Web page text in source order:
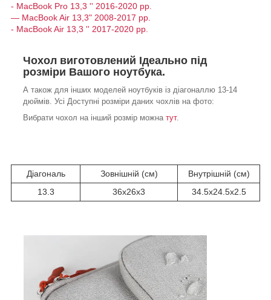
- MacBook Pro 13,3 '' 2016-2020 рр.
— MacBook Air 13,3" 2008-2017 рр.
- MacBook Air 13,3 '' 2017-2020 рр.
Діагональ Зовнішній (см)
Внутрішній (см)
13.3
36х26х3 34.5х24.5х2.5
Чохол виготовлений Ідеально під
розміри Вашого ноутбука.
А також для інших моделей ноутбуків із діагоналлю 13-14
дюймів. Усі Доступні розміри даних чохлів на фото:
Вибрати чохол на інший розмір можна тут.